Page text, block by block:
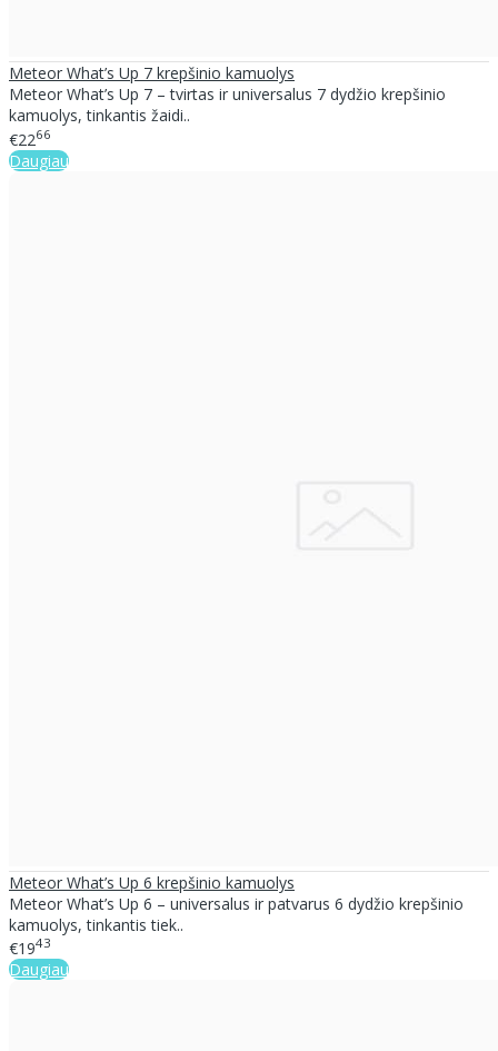
Meteor What’s Up 7 krepšinio kamuolys
Meteor What’s Up 7 – tvirtas ir universalus 7 dydžio krepšinio
kamuolys, tinkantis žaidi..
€2266
Daugiau
Meteor What’s Up 6 krepšinio kamuolys
Meteor What’s Up 6 – universalus ir patvarus 6 dydžio krepšinio
kamuolys, tinkantis tiek..
€1943
Daugiau